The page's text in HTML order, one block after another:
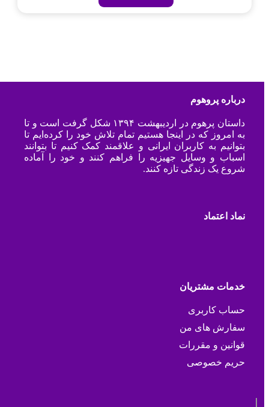
درباره پروهوم
داستان پرهوم در اردیبهشت ۱۳۹۴ شکل گرفت است و تا
به امروز که در اینجا هستیم تمام تلاش خود را کرده‌ایم تا
بتوانیم به کاربران ایرانی و علاقمند کمک کنیم تا بتوانند
اسباب و وسایل جهیزیه را فراهم کنند و خود را آماده
شروع یک زندگی تازه کنند.
نماد اعتماد
خدمات مشتریان
حساب کاربری
سفارش های من
قوانین و مقررات
حریم خصوصی